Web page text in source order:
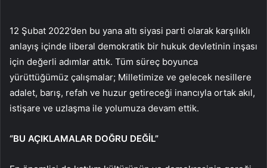
12 Şubat 2022’den bu yana altı siyasi parti olarak karşılıklı
anlayış içinde liberal demokratik bir hukuk devletinin inşası
için değerli adımlar attık. Tüm süreç boyunca
yürüttüğümüz çalışmalar; Milletimize ve gelecek nesillere
adalet, barış, refah ve huzur getireceği inancıyla ortak akıl,
istişare ve uzlaşma ile yolumuza devam ettik.
“BU AÇIKLAMALAR DOĞRU DEĞİL”